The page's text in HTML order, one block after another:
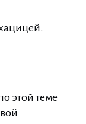
этой теме